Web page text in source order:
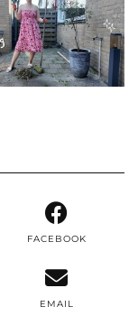
FACEBOOK
EMAIL